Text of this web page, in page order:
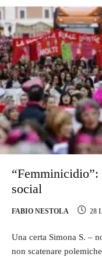
social
FABIO NESTOLA 28
Una certa Simona S. –
non scatenare